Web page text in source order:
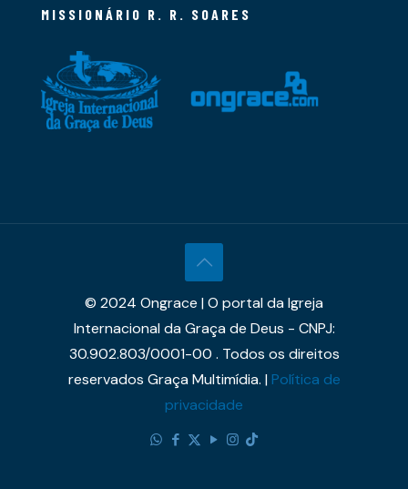
MISSIONÁRIO R. R. SOARES
© 2024 Ongrace | O portal da Igreja
Internacional da Graça de Deus - CNPJ:
30.902.803/0001-00 . Todos os direitos
reservados Graça Multimídia. |Política de
privacidade